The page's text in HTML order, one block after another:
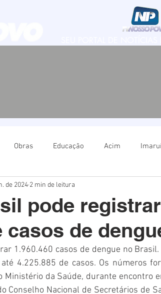
Obras Educação Acim
Imbituba
Destaque Laguna Linha
pode
de
de 2024 2 min de leitura
1.960.460 casos de dengue no
4.225.885 de casos. Os números
Ministério da Saúde, durante encontro
Conselho Nacional de Secretários de